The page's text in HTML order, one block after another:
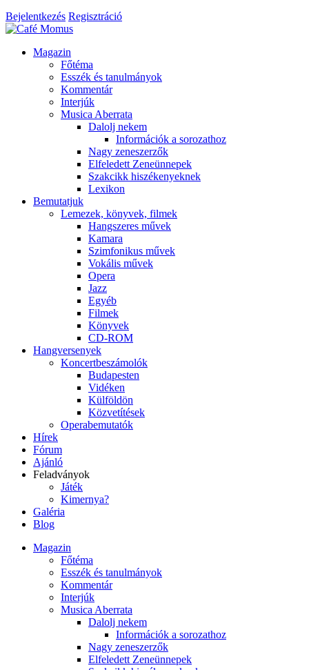
Bejelentkezés Regisztráció
Magazin
Főtéma
Esszék és tanulmányok
Kommentár
Interjúk
Musica Aberrata
Dalolj nekem
Információk a sorozathoz
Nagy zeneszerzők
Elfeledett Zeneünnepek
Szakcikk hiszékenyeknek
Lexikon
Bemutatjuk
Lemezek, könyvek, filmek
Hangszeres művek
Kamara
Szimfonikus művek
Vokális művek
Opera
Jazz
Egyéb
Filmek
Könyvek
CD-ROM
Hangversenyek
Koncertbeszámolók
Budapesten
Vidéken
Külföldön
Közvetítések
Operabemutatók
Hírek
Fórum
Ajánló
Feladványok
Játék
Kimernya?
Galéria
Blog
Magazin
Főtéma
Esszék és tanulmányok
Kommentár
Interjúk
Musica Aberrata
Dalolj nekem
Információk a sorozathoz
Nagy zeneszerzők
Elfeledett Zeneünnepek